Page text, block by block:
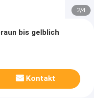
2/4
bis gelblich
Kontakt